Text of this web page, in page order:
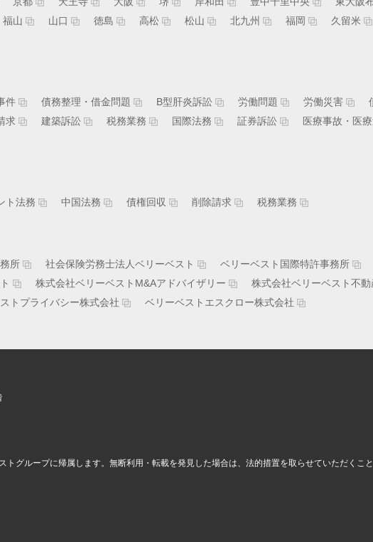
福山 山口 徳島 高松 松山 北九州 福岡 久留米
件 債務整理・借金問題 B型肝炎訴訟 労働問題 労働災害
求 建築訴訟 税務業務 国際法務 証券訴訟
医療事故・医
ト法務 中国法務 債権回収 削除請求 税務業務
所 社会保険労務士法人ベリーベスト
ベリーベスト国際特許事務所
株式会社ベリーベストM&Aアドバイザリー
株式会社ベリーベスト不動
トプライバシー株式会社
ベリーベストエスクロー株式会社
グループに帰属します。無断利用・転載を発見した場合は、法的措置を取らせていただくこと